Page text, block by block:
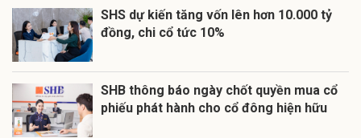
SHS dự kiến tăng vốn lên hơn 10.000 tỷ
đồng, chi cổ tức 10%
SHB thông báo ngày chốt quyền mua cổ
phiếu phát hành cho cổ đông hiện hữu